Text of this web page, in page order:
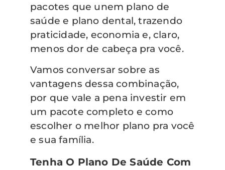
pacotes que unem plano de
saúde e plano dental, trazendo
praticidade, economia e, claro,
menos dor de cabeça pra você.
Vamos conversar sobre as
vantagens dessa combinação,
por que vale a pena investir em
um pacote completo e como
escolher o melhor plano pra você
e sua família.
Tenha O Plano De Saúde Com